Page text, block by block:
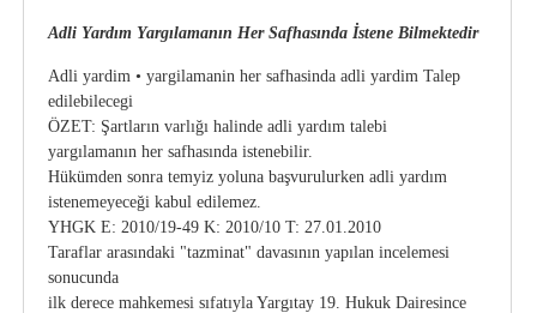
Adli Yardım Yargılamanın Her Safhasında İstene Bilmektedir
Adli yardim • yargilamanin her safhasinda adli yardim Talep
edilebilecegi
ÖZET: Şartların varlığı halinde adli yardım talebi
yargılamanın her safhasında istenebilir.
Hükümden sonra temyiz yoluna başvurulurken adli yardım
istenemeyeceği kabul edilemez.
YHGK E: 2010/19-49 K: 2010/10 T: 27.01.2010
Taraflar arasındaki "tazminat" davasının yapılan incelemesi
sonucunda
ilk derece mahkemesi sıfatıyla Yargıtay 19. Hukuk Dairesince